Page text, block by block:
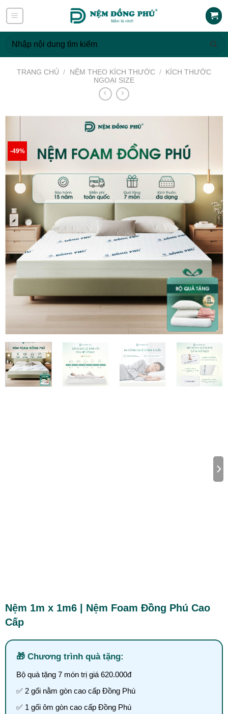
Skip
content
kiếm:
TRANG CHỦ / NỆM THEO KÍCH THƯỚC / KÍCH THƯỚC
NGOẠI SIZE
-49%
Nệm 1m x 1m6 | Nệm Foam Đồng Phú Cao
Cấp
Chương trình quà tặng:
Bộ quà tặng 7 món trị giá 620.000đ
✅ 2 gối nằm gòn cao cấp Đồng Phú
✅ 1 gối ôm gòn cao cấp Đồng Phú